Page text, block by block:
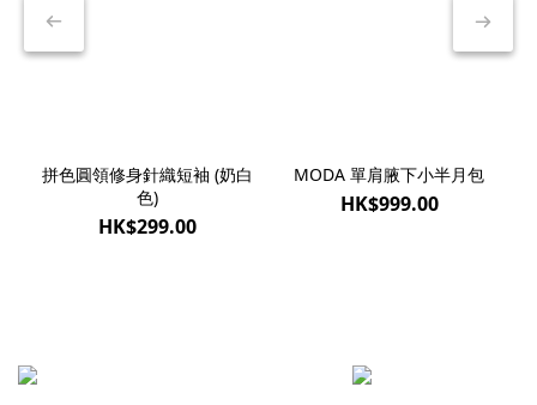
拼色圓領修身針織短袖 (奶白
色)
HK$299.00
MODA 單肩腋下小半月包
HK$999.00